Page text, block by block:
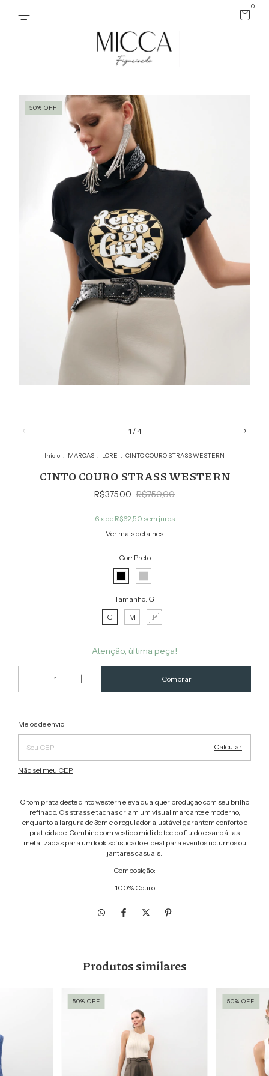
0
50% OFF
1 /4
Início . MARCAS . LORE . CINTO COURO STRASS WESTERN
CINTO COURO STRASS WESTERN
R$375,00 R$750,00
6x de R$62,50 sem juros
Ver mais detalhes
Cor: Preto
Tamanho: G
G
M P
Atenção, última peça!
Entregas para o CEP:
Meios de envio
Calcular
Não sei meu CEP
O tom prata deste cinto western eleva qualquer produção com seu brilho
refinado. Os strass e tachas criam um visual marcante e moderno,
enquanto a largura de 3cm e o regulador ajustável garantem conforto e
praticidade. Combine com vestido midi de tecido fluido e sandálias
metalizadas para um look sofisticado e ideal para eventos noturnos ou
jantares casuais.
Composição:
100% Couro
Produtos similares
50% OFF 50%OFF